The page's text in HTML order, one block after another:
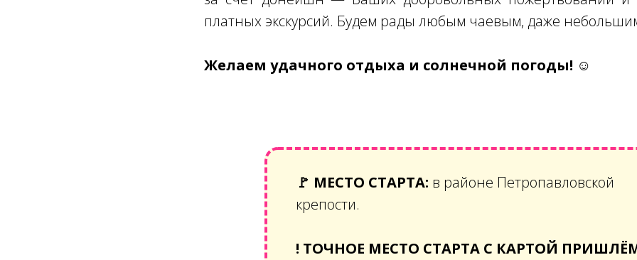
платных экскурсий. Будем рады любым чаевым, даже
Желаем удачного отдыха и солнечной погоды! ☺
🚩 МЕСТО СТАРТА: в районе Петропавловской
крепости.
! ТОЧНОЕ МЕСТО СТАРТА С КАРТОЙ